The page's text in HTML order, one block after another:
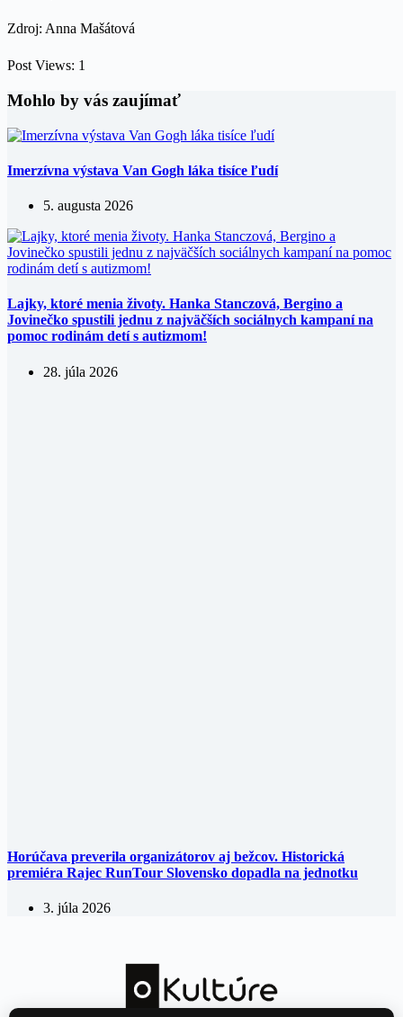
Zdroj: Anna Mašátová
Post Views: 1
Mohlo by vás zaujímať
Imerzívna výstava Van Gogh láka tisíce ľudí
5. augusta 2026
Lajky, ktoré menia životy. Hanka Stanczová, Bergino a
Jovinečko spustili jednu z najväčších sociálnych kampaní na
pomoc rodinám detí s autizmom!
28. júla 2026
Horúčava preverila organizátorov aj bežcov. Historická
premiéra Rajec RunTour Slovensko dopadla na jednotku
3. júla 2026